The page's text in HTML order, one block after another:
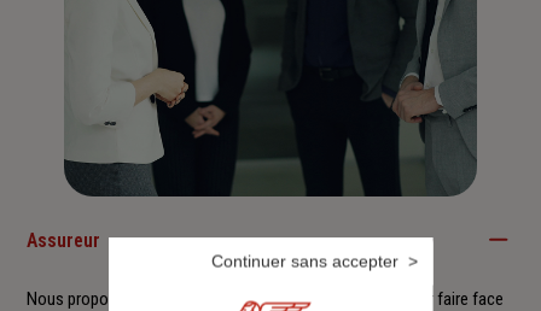
Assureur
Nous proposons à nos clients des solutions durables pour faire face
Continuer sans accepter